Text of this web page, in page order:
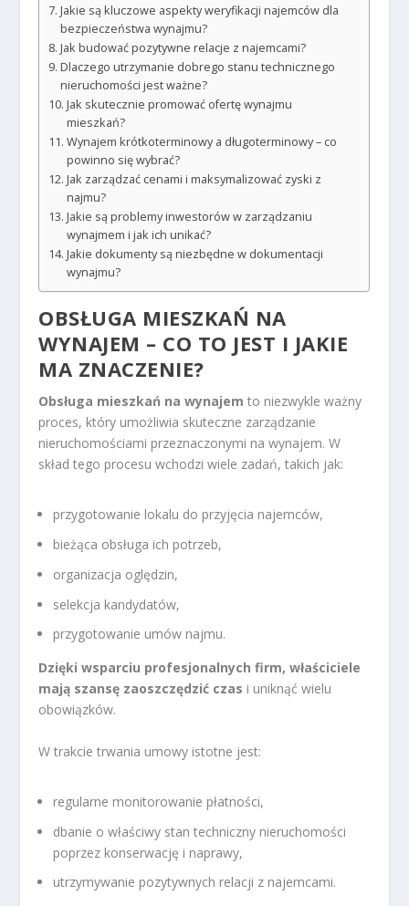
Jakie są kluczowe aspekty weryfikacji najemców dla
bezpieczeństwa wynajmu?
Jak budować pozytywne relacje z najemcami?
Dlaczego utrzymanie dobrego stanu technicznego
nieruchomości jest ważne?
Jak skutecznie promować ofertę wynajmu
mieszkań?
Wynajem krótkoterminowy a długoterminowy – co
powinno się wybrać?
Jak zarządzać cenami i maksymalizować zyski z
najmu?
Jakie są problemy inwestorów w zarządzaniu
wynajmem i jak ich unikać?
Jakie dokumenty są niezbędne w dokumentacji
wynajmu?
OBSŁUGA MIESZKAŃ NA
WYNAJEM – CO TO JEST I JAKIE
MA ZNACZENIE?
Obsługa mieszkań na wynajem to niezwykle ważny
proces, który umożliwia skuteczne zarządzanie
nieruchomościami przeznaczonymi na wynajem. W
skład tego procesu wchodzi wiele zadań, takich jak:
przygotowanie lokalu do przyjęcia najemców,
bieżąca obsługa ich potrzeb,
organizacja oględzin,
selekcja kandydatów,
przygotowanie umów najmu.
Dzięki wsparciu profesjonalnych firm, właściciele
mają szansę zaoszczędzić czas i uniknąć wielu
obowiązków.
W trakcie trwania umowy istotne jest:
regularne monitorowanie płatności,
dbanie o właściwy stan techniczny nieruchomości
poprzez konserwację i naprawy,
utrzymywanie pozytywnych relacji z najemcami.